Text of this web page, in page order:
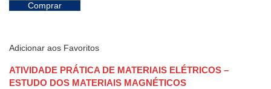
Comprar
Adicionar aos Favoritos
ATIVIDADE PRÁTICA DE MATERIAIS ELÉTRICOS –
ESTUDO DOS MATERIAIS MAGNÉTICOS